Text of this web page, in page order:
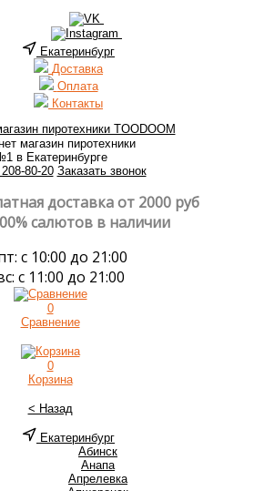
Екатеринбург
Доставка
Оплата
Контакты
магазин пиротехники
в Екатеринбурге
80-20 Заказать звонок
доставка от 2000 руб
салютов в наличии
с 10:00 до 21:00
с 11:00 до 21:00
0
Сравнение
0
Корзина
< Назад
Екатеринбург
Абинск
Анапа
Апрелевка